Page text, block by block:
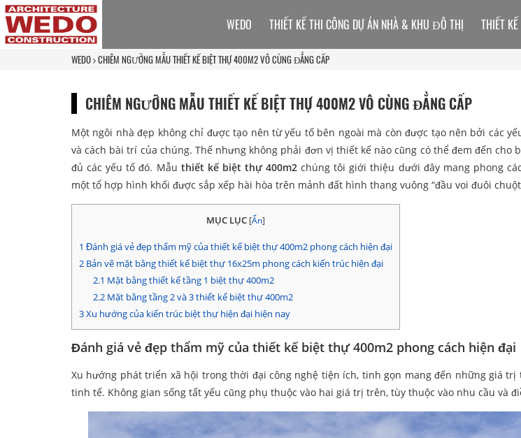
WEDO CHIÊM NGƯỠNG MẪU THIẾT KẾ BIỆT THỰ 400M2 VÔ CÙNG ĐẲNG CẤP
CHIÊM NGƯỠNG MẪU THIẾT KẾ BIỆT THỰ 400M2 VÔ CÙNG ĐẲNG CẤP
Một ngôi nhà đẹp không chỉ được tạo nên từ yếu tố bên ngoài mà còn được tạo nên bởi các
và cách bài trí của chúng. Thế nhưng không phải đơn vị thiết kế nào cũng có thể đem đến cho
đủ các yếu tố đó. Mẫu thiết kế biệt thự 400m2 chúng tôi giới thiệu dưới đây mang phong
một tổ hợp hình khối được sắp xếp hài hòa trên mảnh đất hình thang vuông “đầu voi đuôi
MỤC LỤC [Ẩn]
1 Đánh giá vẻ đẹp thẩm mỹ của thiết kế biệt thự 400m2 phong cách hiện đại
2 Bản vẽ mặt bằng thiết kế biệt thự 16x25m phong cách kiến trúc hiện đại
2.1 Mặt bằng thiết kế tầng 1 biệt thự 400m2
2.2Mặt bằng tầng 2 và 3 thiết kế biệt thự 400m2
3Xu hướng của kiến trúc biệt thự hiện đại hiện nay
Đánh giá vẻ đẹp thẩm mỹ của thiết kế biệt thự 400m2 phong cách hiện đại
Xu hướng phát triển xã hội trong thời đại công nghệ tiện ích, tinh gọn mang đến những giá
tinh tế. Không gian sống tất yếu cũng phụ thuộc vào hai giá trị trên, tùy thuộc vào nhu cầu và
WEDO THIẾT KẾ THI CÔNG DỰ ÁN NHÀ & KHU ĐÔ THỊ THIẾT